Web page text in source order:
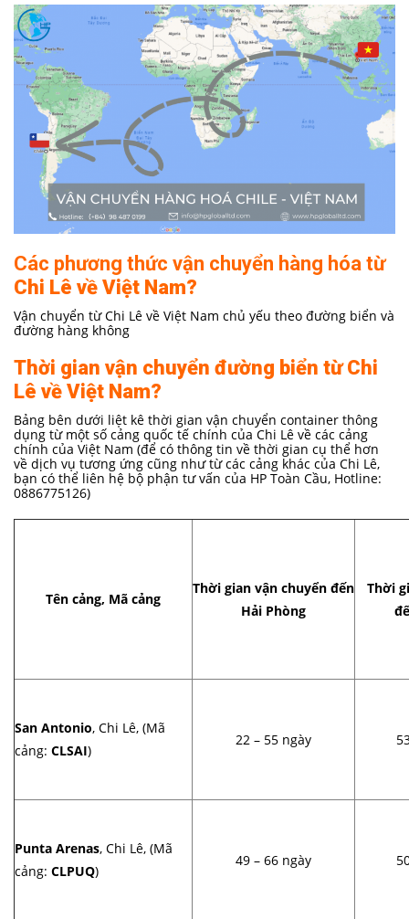
Các phương thức vận chuyển hàng hóa từ
Chi Lê về Việt Nam?
Vận chuyển từ Chi Lê về Việt Nam chủ yếu theo đường biển và
đường hàng không
Thời gian vận chuyển đường biển từ Chi
Lê về Việt Nam?
Bảng bên dưới liệt kê thời gian vận chuyển container thông
dụng từ một số cảng quốc tế chính của Chi Lê về các cảng
chính của Việt Nam (để có thông tin về thời gian cụ thể hơn
về dịch vụ tương ứng cũng như từ các cảng khác của Chi Lê,
bạn có thể liên hệ bộ phận tư vấn của HP Toàn Cầu, Hotline:
0886775126)
Tên cảng, Mã cảng
Thời gian vận chuyển đến
Hải Phòng
Thời
San Antonio, Chi Lê, (Mã
cảng: CLSAI)
22 – 55 ngày
Punta Arenas, Chi Lê, (Mã
cảng: CLPUQ)
49 – 66 ngày